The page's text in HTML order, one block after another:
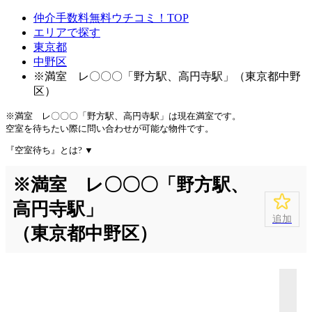
仲介手数料無料ウチコミ！TOP
エリアで探す
東京都
中野区
※満室 レ〇〇〇「野方駅、高円寺駅」（東京都中野
区）
※満室 レ〇〇〇「野方駅、高円寺駅」は現在満室です。
空室を待ちたい際に問い合わせが可能な物件です。
『空室待ち』とは? ▼
※満室 レ〇〇〇「野方駅、
高円寺駅」
（東京都中野区）
追加